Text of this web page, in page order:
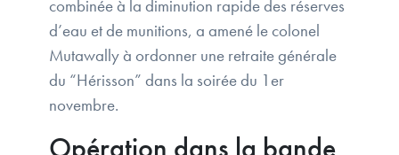
combinée à la diminution rapide des réserves
d’eau et de munitions, a amené le colonel
Mutawally à ordonner une retraite générale
du “Hérisson” dans la soirée du 1er
novembre.